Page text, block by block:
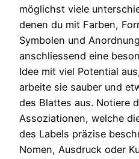
möglichst viele
denen du mit Farben,
Symbolen und
anschliessend eine
Idee mit viel Potential
arbeite sie sauber und
des Blattes aus. Notiere
Assoziationen, welche
des Labels präzise
Nomen, Ausdruck oder